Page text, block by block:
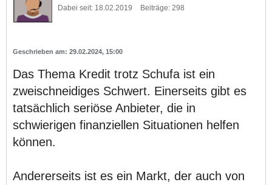
Dabei seit: 18.02.2019 Beiträge: 298
29.02.2024, 15:00
Das Thema Kredit trotz Schufa ist ein
zweischneidiges Schwert. Einerseits gibt es
tatsächlich seriöse Anbieter, die in
schwierigen finanziellen Situationen helfen
können.
Andererseits ist es ein Markt, der auch von